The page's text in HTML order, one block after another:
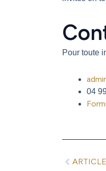
Pour toute
04